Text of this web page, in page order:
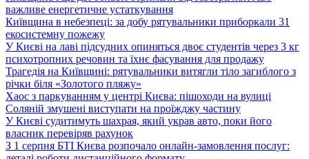
важливе енергетичне устаткування
Київщина в небезпеці: за добу рятувальники приборкали 31
екосистемну пожежу
У Києві на лаві підсудних опиняться двоє студентів через 3 кг
психотропних речовин та їхнє фасування для продажу
Трагедія на Київщині: рятувальники витягли тіло загиблого з
річки біля «Золотого пляжу»
Хаос з паркуванням у центрі Києва: пішоходи на вулиці
Соляній змушені виступати на проїжджу частину
У Києві судитимуть шахрая, який украв авто, поки його
власник перевіряв рахунок
З 1 серпня БТІ Києва розпочало онлайн-замовлення послуг: